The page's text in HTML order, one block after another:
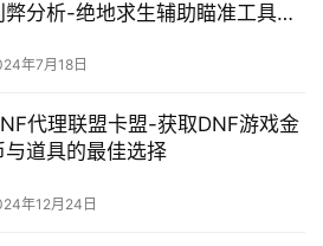
弊分析-绝地求生辅助瞄准工具使
年7月18日
代理联盟卡盟-获取DNF游戏金
与道具的最佳选择
年12月24日